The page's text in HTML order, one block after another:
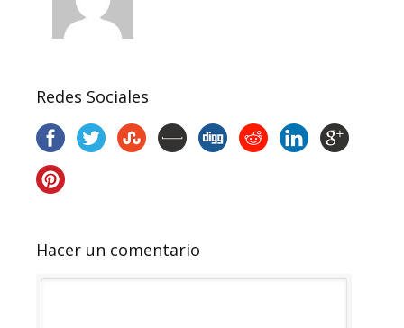
Redes Sociales
Hacer un comentario